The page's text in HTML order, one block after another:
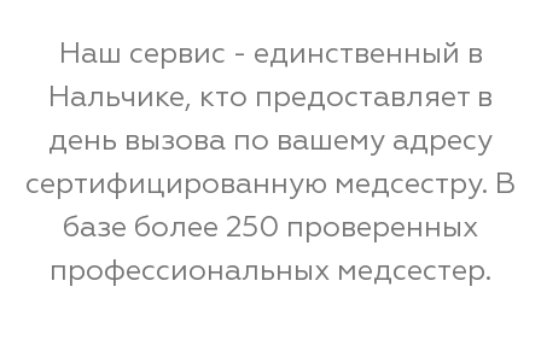
Наш сервис - единственный в
Нальчике, кто предоставляет в
день вызова по вашему адресу
сертифицированную медсестру. В
базе более 250 проверенных
профессиональных медсестер.